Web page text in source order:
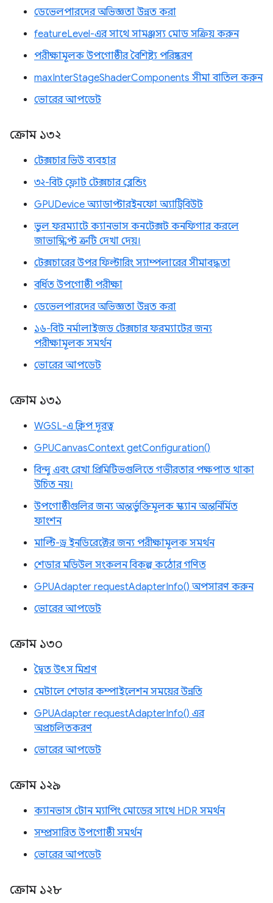
ডেভেলপারদের অভিজ্ঞতা উন্নত করা
featureLevel-এর সাথে সামঞ্জস্য মোড সক্রিয় করুন
পরীক্ষামূলক উপগোষ্ঠীর বৈশিষ্ট্য পরিষ্করণ
maxInterStageShaderComponents সীমা বাতিল করুন
ভোরের আপডেট
ক্রোম ১৩২
টেক্সচার ভিউ ব্যবহার
৩২-বিট ফ্লোট টেক্সচার ব্লেন্ডিং
GPUDevice অ্যাডাপ্টারইনফো অ্যাট্রিবিউট
ভুল ফরম্যাটে ক্যানভাস কনটেক্সট কনফিগার করলে
জাভাস্ক্রিপ্ট ত্রুটি দেখা দেয়।
টেক্সচারের উপর ফিল্টারিং স্যাম্পলারের সীমাবদ্ধতা
বর্ধিত উপগোষ্ঠী পরীক্ষা
ডেভেলপারদের অভিজ্ঞতা উন্নত করা
১৬-বিট নর্মালাইজড টেক্সচার ফরম্যাটের জন্য
পরীক্ষামূলক সমর্থন
ভোরের আপডেট
ক্রোম ১৩১
WGSL-এ ক্লিপ দূরত্ব
GPUCanvasContext getConfiguration()
বিন্দু এবং রেখা প্রিমিটিভগুলিতে গভীরতার পক্ষপাত থাকা
উচিত নয়।
উপগোষ্ঠীগুলির জন্য অন্তর্ভুক্তিমূলক স্ক্যান অন্তর্নির্মিত
ফাংশন
মাল্টি-ড্র ইনডিরেক্টের জন্য পরীক্ষামূলক সমর্থন
শেডার মডিউল সংকলন বিকল্প কঠোর গণিত
GPUAdapter requestAdapterInfo() অপসারণ করুন
ভোরের আপডেট
ক্রোম ১৩০
দ্বৈত উৎস মিশ্রণ
মেটালে শেডার কম্পাইলেশন সময়ের উন্নতি
GPUAdapter requestAdapterInfo() এর
অপ্রচলিতকরণ
ভোরের আপডেট
ক্রোম ১২৯
ক্যানভাস টোন ম্যাপিং মোডের সাথে HDR সমর্থন
সম্প্রসারিত উপগোষ্ঠী সমর্থন
ভোরের আপডেট
ক্রোম ১২৮